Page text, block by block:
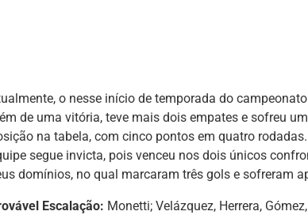
o nesse início de temporada do
de uma vitória, teve mais dois empates e sofreu
na tabela, com cinco pontos em quatro
segue invicta, pois venceu nos dois únicos
domínios, no qual marcaram três gols e sofreram
Escalação: Monetti; Velázquez, Herrera,